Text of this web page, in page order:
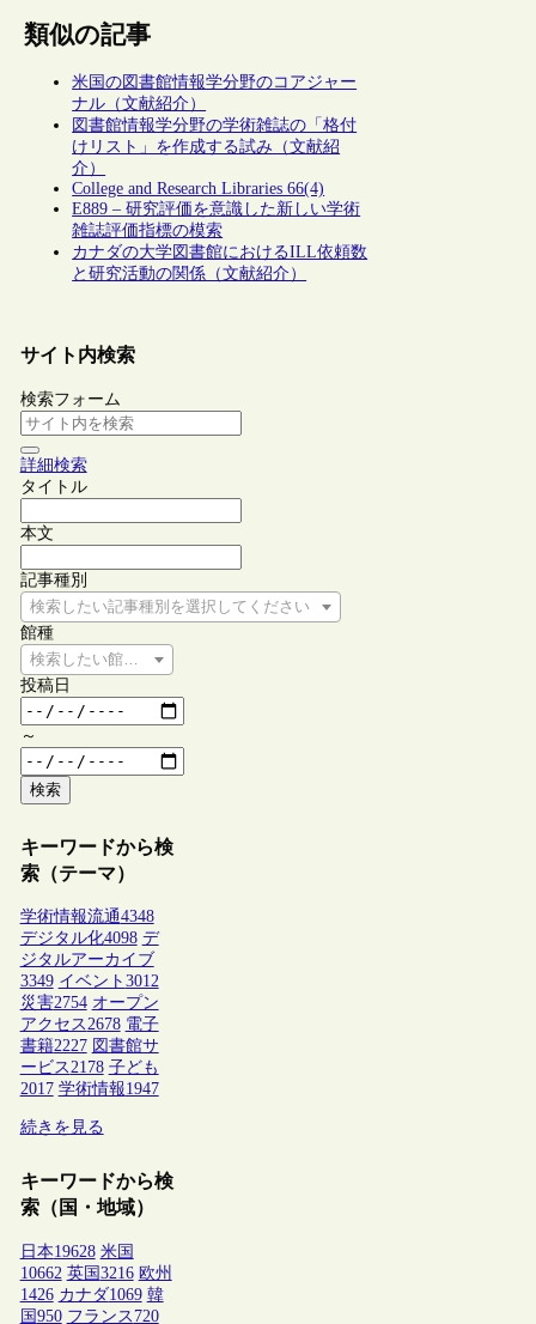
類似の記事
米国の図書館情報学分野のコアジャー
ナル（文献紹介）
図書館情報学分野の学術雑誌の「格付
けリスト」を作成する試み（文献紹
介）
College and Research Libraries 66(4)
E889 – 研究評価を意識した新しい学術
雑誌評価指標の模索
カナダの大学図書館におけるILL依頼数
と研究活動の関係（文献紹介）
サイト内検索
検索フォーム
詳細検索
タイトル
本文
記事種別
検索したい記事種別を選択してください
館種
検索したい館種を選択してください
投稿日
～
検索
キーワードから検
索（テーマ）
学術情報流通4348
デジタル化4098 デ
ジタルアーカイブ
3349 イベント 3012
災害2754 オープン
アクセス2678 電子
書籍2227 図書館サ
ービス2178 子ども
2017 学術情報1947
続きを見る
キーワードから検
索（国・地域）
日本19628 米国
10662 英国3216 欧州
1426 カナダ1069 韓
国950 フランス 720